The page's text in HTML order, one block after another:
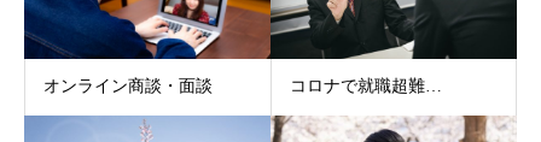
オンライン商談・面談 コロナで就職超難…